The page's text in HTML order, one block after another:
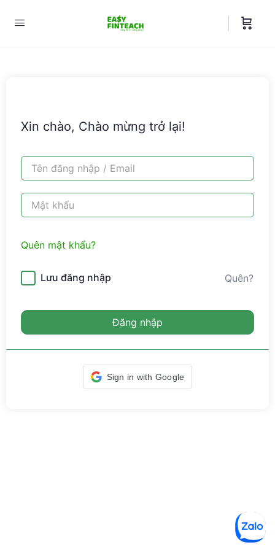
Xin chào, Chào mừng trở lại!
Quên mật khẩu?
Lưu đăng nhập Quên?
Đăng nhập
Sign in with Google